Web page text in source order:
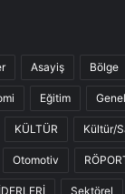
Asayiş Bölge
Eğitim Genel
KÜLTÜR Kültür/
Otomotiv
Sektörel